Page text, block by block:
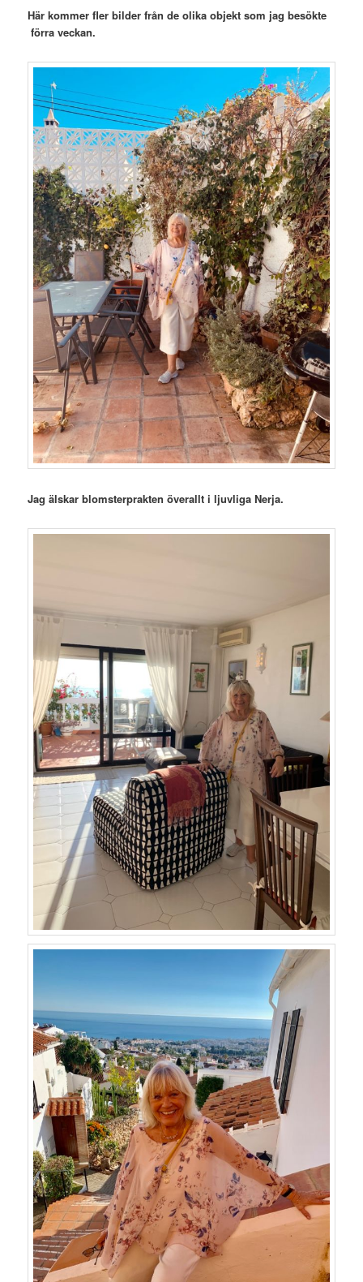
Här kommer fler bilder från de olika objekt som jagbesökte
förra veckan.
Jag älskar blomsterprakten överallt i ljuvliga Nerja.